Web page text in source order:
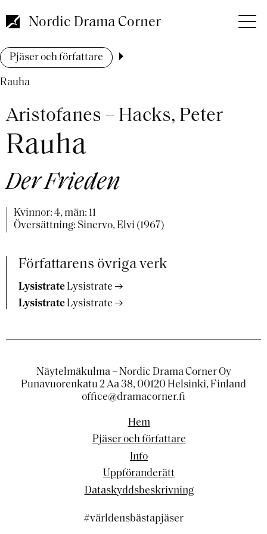
till
huvudinnehåll
Nordic Drama Corner
Länkstig
Pjäser och författare
Rauha
Aristofanes – Hacks, Peter
Rauha
Der Frieden
Kvinnor: 4, män: 11
Översättning: Sinervo, Elvi (1967)
Författarens övriga verk
Lysistrate Lysistrate
Lysistrate Lysistrate
Näytelmäkulma – Nordic Drama Corner Oy
Punavuorenkatu 2 Aa 38, 00120 Helsinki, Finland
office@dramacorner.fi
Hem
Pjäser och författare
Info
Uppföranderätt
Dataskyddsbeskrivning
#världensbästapjäser